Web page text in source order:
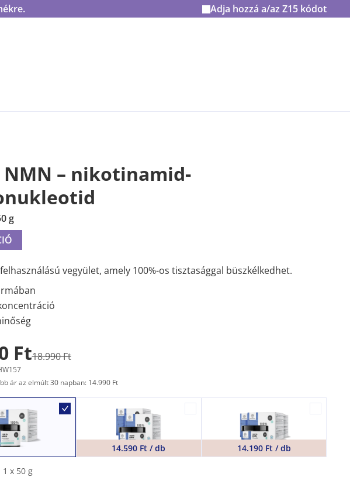
Adja hozzá a/az Z15 kódot
NMN – nikotinamid-
g
vegyület, amely 100%-os tisztasággal büszkélkedhet.
Ft18.990 Ft
ár az elmúlt 30 napban: 14.990 Ft
14.590 Ft / db 14.190 Ft / db
1 x 50 g